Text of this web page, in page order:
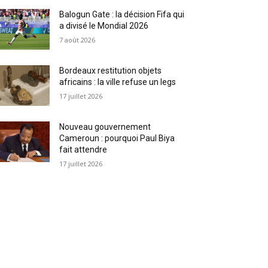
Balogun Gate : la décision Fifa qui
a divisé le Mondial 2026
7 août 2026
Bordeaux restitution objets
africains : la ville refuse un legs
17 juillet 2026
Nouveau gouvernement
Cameroun : pourquoi Paul Biya
fait attendre
17 juillet 2026